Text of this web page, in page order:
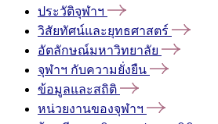
ประวัติจุฬาฯ
วิสัยทัศน์และยุทธศาสตร์
อัตลักษณ์มหาวิทยาลัย
จุฬาฯ กับความยั่งยืน
ข้อมูลและสถิติ
หน่วยงานของจุฬาฯ